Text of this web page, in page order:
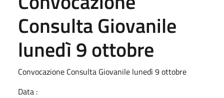
Consulta Giovanile
lunedì 9 ottobre
Convocazione Consulta Giovanile lunedì 9 ottobre
Data :